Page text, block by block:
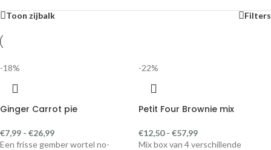
Toon zijbalk Filters
-18%
Ginger Carrot pie
€7,99 - €26,99
Een frisse gember wortel no-
-22%
Petit Four Brownie mix
€12,50 - €57,99
Mix box van 4 verschillende